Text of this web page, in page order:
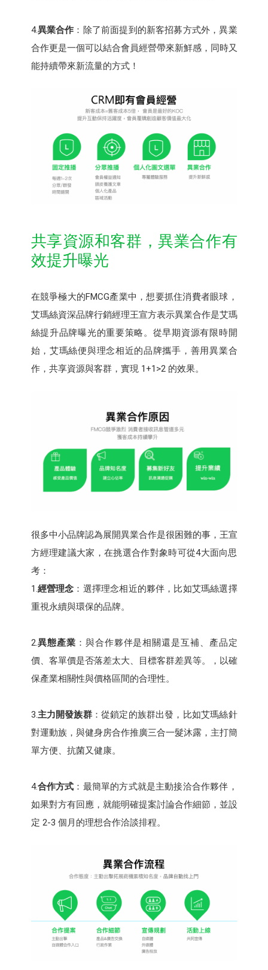
4.異業合作 ：除了前面提到的新客招募方式外，異業
合作更是一個可以結合會員經營帶來新鮮感，同時又
能持續帶來新流量的方式！
共享資源和客群，異業合作有
效提升曝光
在競爭極大的FMCG產業中，想要抓住消費者眼球，
艾瑪絲資深品牌行銷經理王宣方表示異業合作是艾瑪
絲提升品牌曝光的重要策略。從早期資源有限時開
始，艾瑪絲便與理念相近的品牌攜手，善用異業合
作，共享資源與客群，實現 1+1>2 的效果。
很多中小品牌認為展開異業合作是很困難的事，王宣
方經理建議大家，在挑選合作對象時可從4大面向思
考：
1.經營理念 ：選擇理念相近的夥伴，比如艾瑪絲選擇
重視永續與環保的品牌。
2.異態產業 ：與合作夥伴是相關還是互補、產品定
價、客單價是否落差太大、目標客群差異等。，以確
保產業相關性與價格區間的合理性。
3.主力開發族群：從鎖定的族群出發，比如艾瑪絲針
對運動族，與健身房合作推廣三合一髮沐露，主打簡
單方便、抗菌又健康。
4.合作方式 ：最簡單的方式就是主動接洽合作夥伴，
如果對方有回應，就能明確提案討論合作細節，並設
定 2-3 個月的理想合作洽談排程。